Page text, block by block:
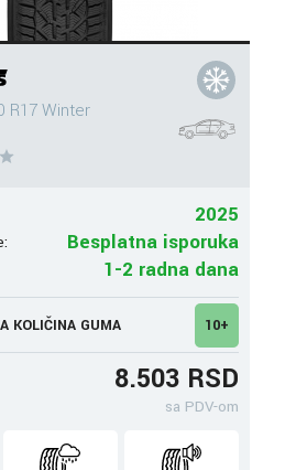
R17 Winter
2025
Besplatna isporuka
1-2 radna dana
KOLIČINA GUMA 10+
8.503 RSD
sa PDV-om